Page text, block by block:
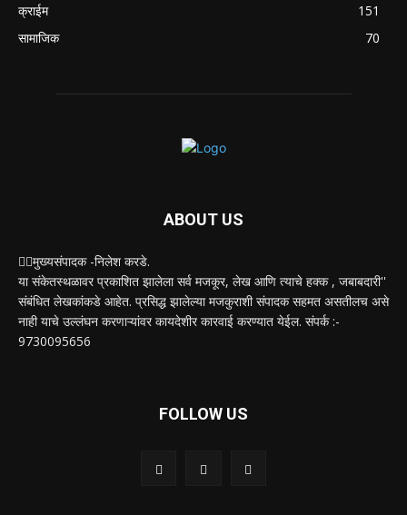
क्राईम
151
सामाजिक
70
ABOUT US
✍🏻मुख्यसंपादक -निलेश करडे.
या संकेतस्थळावर प्रकाशित झालेला सर्व मजकूर, लेख आणि त्याचे हक्क , जबाबदारी''
संबंधित लेखकांकडे आहेत. प्रसिद्ध झालेल्या मजकुराशी संपादक सहमत असतीलच असे
नाही याचे उल्लंघन करणाऱ्यांवर कायदेशीर कारवाई करण्यात येईल. संपर्क :-
9730095656
FOLLOW US